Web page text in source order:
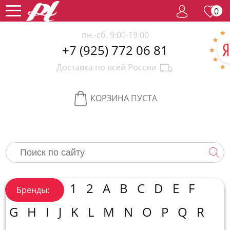
0
пн.-сб. 9:00-19:00
+7 (925) 772 06 81
Доставка по всей России
КОРЗИНА ПУСТА
Бренды: 1 2 A B C D E
F
G
H I J K L M N O P Q
R
Женский
парфюм
Мужской
парфюм
Селективный
косметика
Новинки
Хиты
продаж
Спецпредложение